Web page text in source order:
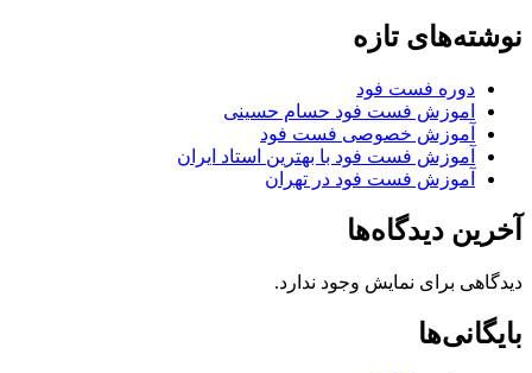
نوشته‌های تازه
دوره فست فود
اموزش فست فود حسام حسینی
آموزش خصوصی فست فود
آموزش فست فود با بهترین استاد ایران
آموزش فست فود در تهران
آخرین دیدگاه‌ها
دیدگاهی برای نمایش وجود ندارد.
بایگانی‌ها